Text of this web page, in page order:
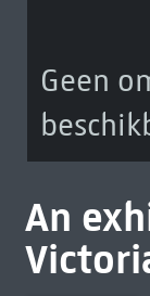
Geen
An